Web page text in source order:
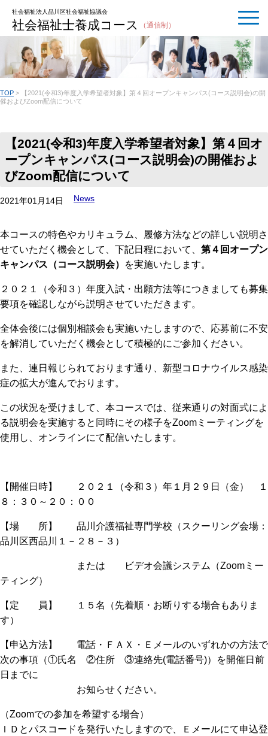
社会福祉法人品川区社会福祉協議会
社会福祉士養成コース （通信制）
TOP >
【2021(令和3)年度入学希望者対象】第４回オープンキャンパス(コース説明会)の開
催およびZoom配信について
【2021(令和3)年度入学希望者対象】第４回オ
ープンキャンパス(コース説明会)の開催およ
びZoom配信について
2021年01月14日 News
本コースの特色やカリキュラム、履修方法などの詳しい説明さ
せていただく機会として、下記日程において、 第４回オープン
キャンパス（コース説明会）
を実施いたします。
２０２１（令和３）年度入試・出願方法等につきましても募集
要項を確認しながら説明させていただきます。
全体会後には個別相談会も実施いたしますので、応募前に不安
を解消していただく機会として積極的にご参加ください。
また、連日報じられております通り、新型コロナウイルス感染
症の拡大が進んでおります。
この状況を受けまして、本コースでは、従来通りの対面式によ
る説明会を実施すると同時にその様子をZoomミーティングを
使用し、オンラインにて配信いたします。
【開催日時】 ２０２１（令和３）年１月２９日（金） １
８：３０～２０：００
【場 所】 品川介護福祉専門学校（スクーリング会場：
品川区西品川１－２８－３）
または ビデオ会議システム（Zoomミー
ティング）
【定 員】 １５名（先着順・お断りする場合もありま
す）
【申込方法】 電話・ＦＡＸ・Ｅメールのいずれかの方法で
次の事項（①氏名 ②住所 ③連絡先(電話番号)）を開催日前
日までに
お知らせください。
（Zoomでの参加を希望する場合）
ＩＤとパスコードを発行いたしますので、Ｅメールにて申込登